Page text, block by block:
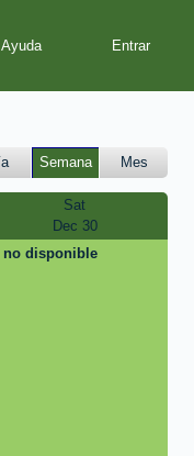
Ayuda
Semana Mes
Sat
Dec 30
no disponible